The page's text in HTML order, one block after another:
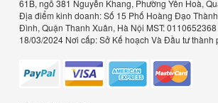
61B, ngõ 381 Nguyễn Khang, Phường Yên Hoà,
Địa điểm kinh doanh: Số 15 Phố Hoàng Đạo
Đình, Quận Thanh Xuân, Hà Nội MST:
18/03/2024 Nơi cấp: Sở Kế hoạch Và Đầu tư thành